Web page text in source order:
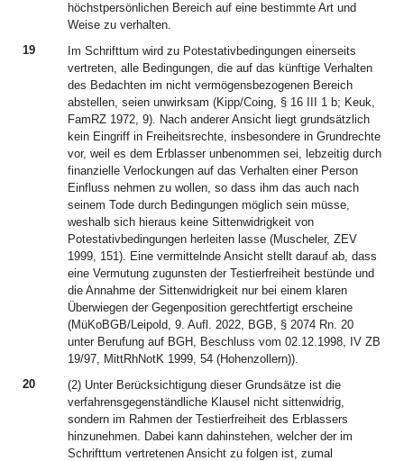
höchstpersönlichen Bereich auf eine bestimmte Art und
Weise zu verhalten.
19
Im Schrifttum wird zu Potestativbedingungen einerseits
vertreten, alle Bedingungen, die auf das künftige Verhalten
des Bedachten im nicht vermögensbezogenen Bereich
abstellen, seien unwirksam (Kipp/Coing, § 16 III 1 b; Keuk,
FamRZ 1972, 9). Nach anderer Ansicht liegt grundsätzlich
kein Eingriff in Freiheitsrechte, insbesondere in Grundrechte
vor, weil es dem Erblasser unbenommen sei, lebzeitig durch
finanzielle Verlockungen auf das Verhalten einer Person
Einfluss nehmen zu wollen, so dass ihm das auch nach
seinem Tode durch Bedingungen möglich sein müsse,
weshalb sich hieraus keine Sittenwidrigkeit von
Potestativbedingungen herleiten lasse (Muscheler, ZEV
1999, 151). Eine vermittelnde Ansicht stellt darauf ab, dass
eine Vermutung zugunsten der Testierfreiheit bestünde und
die Annahme der Sittenwidrigkeit nur bei einem klaren
Überwiegen der Gegenposition gerechtfertigt erscheine
(MüKoBGB/Leipold, 9. Aufl. 2022, BGB, § 2074 Rn. 20
unter Berufung auf BGH, Beschluss vom 02.12.1998, IV ZB
19/97, MittRhNotK 1999, 54 (Hohenzollern)).
20
(2) Unter Berücksichtigung dieser Grundsätze ist die
verfahrensgegenständliche Klausel nicht sittenwidrig,
sondern im Rahmen der Testierfreiheit des Erblassers
hinzunehmen. Dabei kann dahinstehen, welcher der im
Schrifttum vertretenen Ansicht zu folgen ist, zumal